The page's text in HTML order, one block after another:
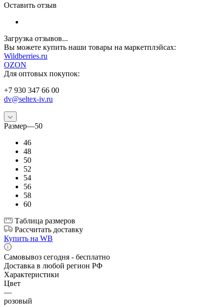
Оставить отзыв
Загрузка отзывов...
Вы можете купить наши товары на маркетплэйсах:
Wildberries.ru
OZON
Для оптовых покупок:
+7 930 347 66 00
dv@seltex-iv.ru
Размер—50
46
48
50
52
54
56
58
60
Таблица размеров
Рассчитать доставку
Купить на WB
Самовывоз сегодня - бесплатно
Доставка в любой регион РФ
Характеристики
Цвет
—
розовый